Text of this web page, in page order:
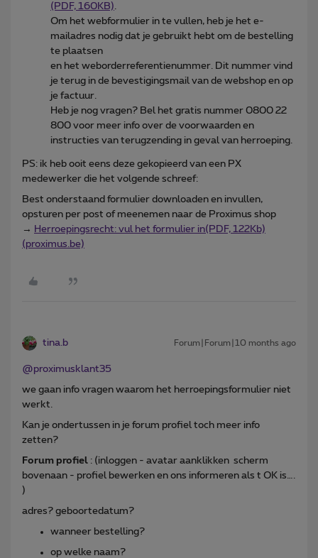
(PDF, 160KB).
Om het webformulier in te vullen, heb je het e-
mailadres nodig dat je gebruikt hebt om de bestelling
te plaatsen
en het weborderreferentienummer. Dit nummer vind
je terug in de bevestigingsmail van de webshop en op
je factuur.
Heb je nog vragen? Bel het gratis nummer 0800 22
800 voor meer info over de voorwaarden en
instructies van terugzending in geval van herroeping.
PS: ik heb ooit eens deze gekopieerd van een PX
medewerker die het volgende schreef:
Best onderstaand formulier downloaden en invullen,
opsturen per post of meenemen naar de Proximus shop
→ Herroepingsrecht: vul het formulier in(PDF, 122Kb)
(proximus.be)
tina.b Forum|Forum|10 months ago
@proximusklant35
we gaan info vragen waarom het herroepingsformulier niet
werkt.
Kan je ondertussen in je forum profiel toch meer info
zetten?
Forum profiel : (inloggen - avatar aanklikken scherm
bovenaan - profiel bewerken en ons informeren als t OK is….
)
adres? geboortedatum?
wanneer bestelling?
op welke naam?